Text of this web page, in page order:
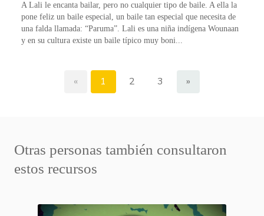
A Lali le encanta bailar, pero no cualquier tipo de baile. A ella la
pone feliz un baile especial, un baile tan especial que necesita de
una falda llamada: “Paruma”. Lali es una niña indígena Wounaan
y en su cultura existe un baile típico muy boni...
« 1 2 3 »
Otras personas también consultaron
estos recursos